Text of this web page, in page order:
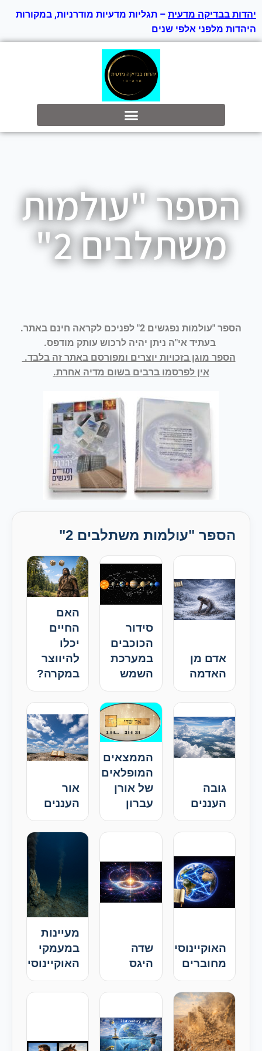
יהדות בבדיקה מדעית – תגליות מדעיות מודרניות, במקורות
היהדות מלפני אלפי שנים
בס״ד
הספר "עולמות
משתלבים 2"
הספר "עולמות נפגשים 2" לפניכם לקראה חינם באתר.
בעתיד אי"ה ניתן יהיה לרכוש עותק מודפס.
הספר מוגן בזכויות יוצרים ומפורסם באתר זה בלבד.
אין לפרסמו ברבים בשום מדיה אחרת.
הספר "עולמות משתלבים 2"
אדם מן
האדמה
סידור
הכוכבים
במערכת
השמש
האם
החיים
יכלו
להיווצר
במקרה?
גובה
העננים
הממצאים
המופלאים
של אורן
עברון
אור
העננים
האוקיינוסים
מחוברים
שדה
היגס
מעיינות
במעמקי
האוקיינוסים?